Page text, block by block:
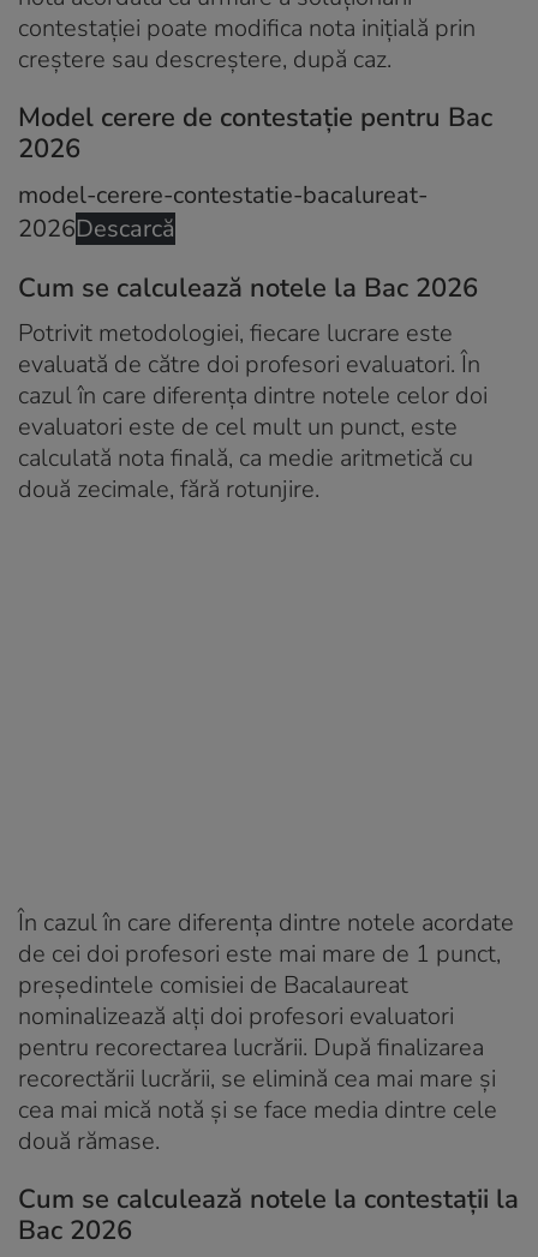
contestației poate modifica nota inițială prin
creștere sau descreștere, după caz.
Model cerere de contestație pentru Bac
2026
model-cerere-contestatie-bacalureat-
2026Descarcă
Cum se calculează notele la Bac 2026
Potrivit metodologiei, fiecare lucrare este
evaluată de către doi profesori evaluatori. În
cazul în care diferența dintre notele celor doi
evaluatori este de cel mult un punct, este
calculată nota finală, ca medie aritmetică cu
două zecimale, fără rotunjire.
În cazul în care diferența dintre notele acordate
de cei doi profesori este mai mare de 1 punct,
președintele comisiei de Bacalaureat
nominalizează alți doi profesori evaluatori
pentru recorectarea lucrării. După finalizarea
recorectării lucrării, se elimină cea mai mare și
cea mai mică notă și se face media dintre cele
două rămase.
Cum se calculează notele la contestații la
Bac 2026